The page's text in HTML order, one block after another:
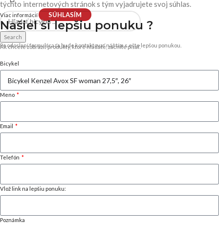
Search
Ak chcete zobraziť produkty, ktoré hľadáte, začnite písať.
týchto internetových stránok s tým vyjadrujete svoj súhlas.
Viac informácií SÚHLASÍM
Našiel silepšiu ponuku ?
Po odoslaní formulára ťa bude kontaktovať náš tím s ešte lepšou ponukou.
Bicykel
Meno
Email
Telefón
Vlož link na lepšiu ponuku:
Poznámka